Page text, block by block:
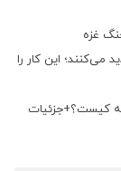
غزه
می‌کنند؛ این کار را
کیست؟+جزئیات